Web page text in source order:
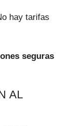
hay tarifas
seguras
AL